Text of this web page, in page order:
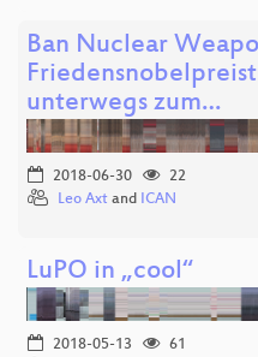
Ban Nuclear
unterwegs zum…
2018-06-30
22
Leo Axt and ICAN
LuPO in „cool“
2018-05-13
61